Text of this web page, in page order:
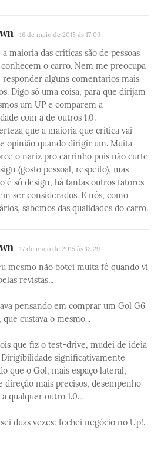
16 de maio de 2015 às 17:09
maioria das críticas são de pessoas
o carro. Nem me preocupa
responder alguns comentários mais
Digo só uma coisa, para que dirijam
um UP e comparem a
com a de outros 1.0.
que a maioria que critica vai
opinião quando dirigir um. Muita
o nariz pro carrinho pois não curte
(gosto pessoal, respeito), mas
é só design, há tantas outros fatores
ser considerados. E nós, como
sabemos das qualidades do carro.
17 de maio de 2015 às 12:29
mesmo não botei muita fé quando vi
revistas...
pensando em comprar um Gol G6
que custava o mesmo...
que fiz o test-drive, mudei de ideia
Dirigibilidade significativamente
que o Gol, mais espaço lateral,
direção mais precisos, desempenho
qualquer outro 1.0...
duas vezes: fechei negócio no Up!.